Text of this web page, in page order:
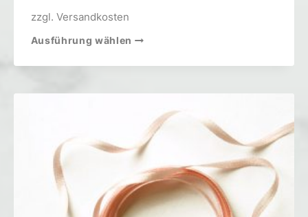
zzgl. Versandkosten
Ausführung wählen